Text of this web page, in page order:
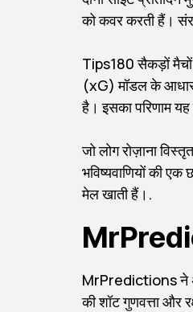
को कवर करती हैं।
Tips180 सैकड़ों
(xG) मॉडल के आधार
है। इसका परिणाम
जो लोग रोज़ाना
भविष्यवाणियों की
मेल खाती हैं।.
MrPredictions ने
की शॉट गुणवत्ता और